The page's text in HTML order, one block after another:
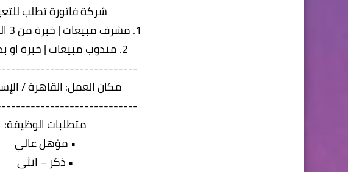
شركة فاتورة تطلب
1. مشرف مبيعات | خبرة من 3 الى 5 سنوات
2. مندوب مبيعات | خبرة او بدون خبرة
مكان العمل: القاهرة /
متطلبات الوظيفة:
• مؤهل عالي
• ذكر – انثى